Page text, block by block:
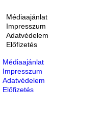
Médiaajánlat
Impresszum
Adatvédelem
Előfizetés
Médiaajánlat
Impresszum
Adatvédelem
Előfizetés